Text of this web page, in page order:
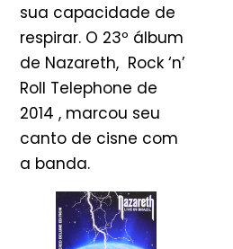
sua capacidade de
respirar. O 23º álbum
de Nazareth, Rock ‘n’
Roll Telephone de
2014 , marcou seu
canto de cisne com
a banda.